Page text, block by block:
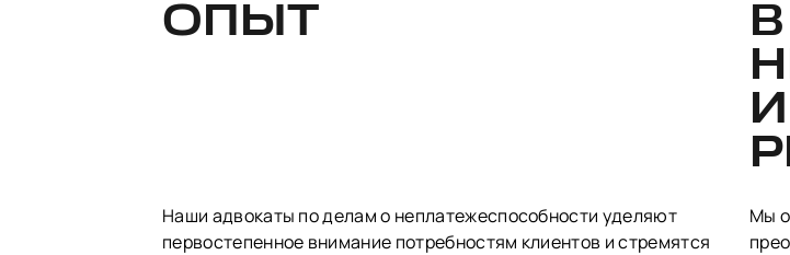
ОПЫТ
И
Наши адвокаты по делам о неплатежеспособности уделяют
первостепенное внимание потребностям клиентов и стремятся
Мы